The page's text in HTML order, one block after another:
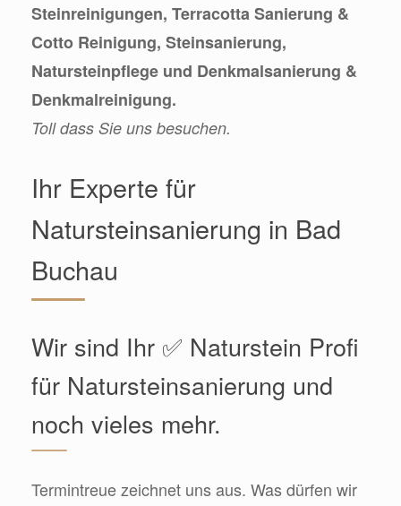
Steinreinigungen, Terracotta Sanierung &
Cotto Reinigung, Steinsanierung,
Natursteinpflege und Denkmalsanierung &
Denkmalreinigung.
Toll dass Sie uns besuchen.
Ihr Experte für
Natursteinsanierung in Bad
Buchau
Wir sind Ihr ✅ Naturstein Profi
für Natursteinsanierung und
noch vieles mehr.
Termintreue zeichnet uns aus. Was dürfen wir